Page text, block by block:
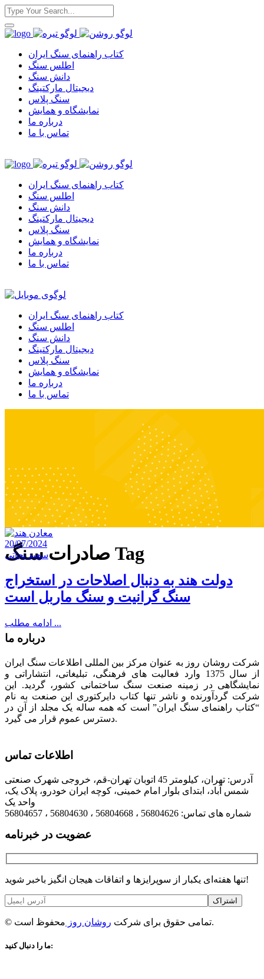
کتاب راهنمای سنگ ایران
اطلس سنگ
دانش سنگ
دیجیتال مارکتینگ
سنگ پلاس
نمایشگاه و همایش
درباره ما
تماس با ما
کتاب راهنمای سنگ ایران
اطلس سنگ
دانش سنگ
دیجیتال مارکتینگ
سنگ پلاس
نمایشگاه و همایش
درباره ما
تماس با ما
کتاب راهنمای سنگ ایران
اطلس سنگ
دانش سنگ
دیجیتال مارکتینگ
سنگ پلاس
نمایشگاه و همایش
درباره ما
تماس با ما
صادرات سنگ Tag
20/07/2024
سعید نجاتی
دولت هند به ‌دنبال اصلاحات در استخراج
سنگ گرانیت و سنگ ماربل است
ادامه مطلب ...
درباره ما
شرکت روشان روز به عنوان مرکز بین المللی اطلاعات سنگ ایران
از سال 1375 وارد فعالیت های فرهنگی، تبلیغاتی، انتشاراتی و
نمایشگاهی در زمینه صنعت سنگ ساختمانی کشور، گردید. این
شرکت گردآورنده و ناشر تنها کتاب دایرکتوری این صنعت به نام
“کتاب راهنمای سنگ ایران” است که همه ساله یک مجلد از آن در
دسترس عموم قرار می گیرد.
اطلاعات تماس
آدرس: تهران، کیلومتر 45 اتوبان تهران-قم، خروجی شهرک صنعتی
شمس آباد، ابتدای بلوار امام خمینی، کوچه ایران خودرو، پلاک یک،
واحد یک
شماره های تماس: 56804626 ، 56804668 ، 56804630 ، 56804657
عضویت در خبرنامه
تنها هفته‌ای یکبار از سوپرایزها و اتفاقات هیجان انگیز باخبر شوید!
اشتراک
© تمامی حقوق برای شرکت روشان روز محفوظ است.
ما را دنبال کنید: